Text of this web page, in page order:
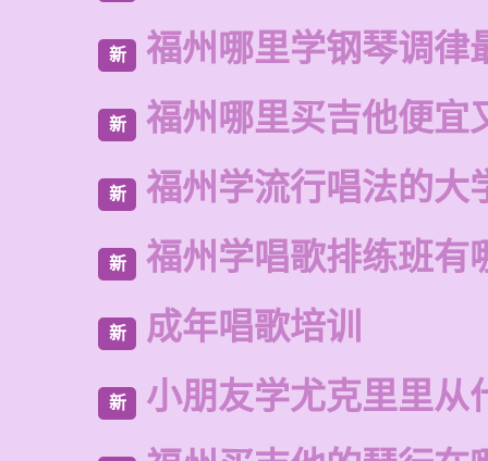
新 福州哪里学钢琴调律
新 福州哪里买吉他便宜
新 福州学流行唱法的大
新 福州学唱歌排练班有
新 成年唱歌培训
新 小朋友学尤克里里从